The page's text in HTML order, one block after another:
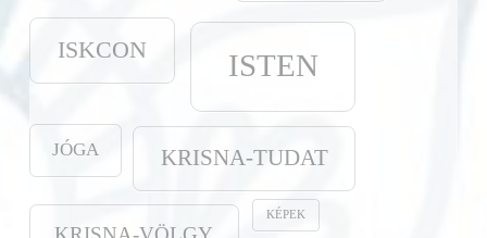
ISKCON ISTEN
JÓGA KRISNA-TUDAT
KÉPEK